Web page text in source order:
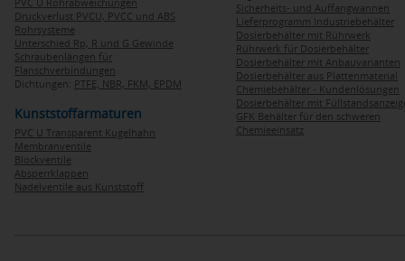
Druckverlust PVCU, PVCC und ABS
Rohrsysteme
Unterschied Rp, R und G Gewinde
Schraubenlängen für
Flanschverbindungen
Dichtungen: PTFE, NBR, FKM, EPDM
Kunststoffarmaturen
PVC U Transparent Kugelhahn
Membranventile
Blockventile
Absperrklappen
Nadelventile aus Kunststoff
Sicherheits- und Auffangwannen
Lieferprogramm Industriebehälter
Dosierbehälter mit Rührwerk
Rührwerk für Dosierbehälter
Dosierbehälter mit Anbauvarianten
Dosierbehälter aus Plattenmaterial
Chemiebehälter - Kundenlösungen
Dosierbehälter mit
GFK Behälter für den schweren
Chemieeinsatz